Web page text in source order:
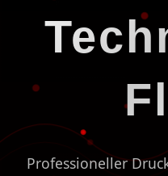
Professioneller